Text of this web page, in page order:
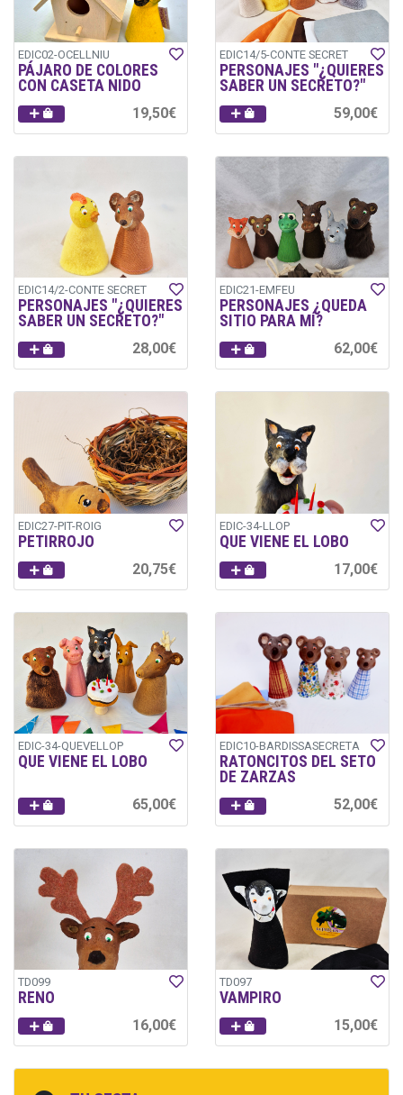
EDIC02-OCELLNIU
PÁJARO DE COLORES
CON CASETA NIDO
19,50€
EDIC14/5-CONTE SECRET
PERSONAJES "¿QUIERES
SABER UN SECRETO?"
59,00€
EDIC14/2-CONTE SECRET
PERSONAJES "¿QUIERES
SABER UN SECRETO?"
28,00€
EDIC21-EMFEU
PERSONAJES ¿QUEDA
SITIO PARA MÍ?
62,00€
EDIC27-PIT-ROIG
PETIRROJO
20,75€
EDIC-34-LLOP
QUE VIENE EL LOBO
17,00€
EDIC-34-QUEVELLOP
QUE VIENE EL LOBO
65,00€
EDIC10-BARDISSASECRETA
RATONCITOS DEL SETO
DE ZARZAS
52,00€
TD099
RENO
16,00€
TD097
VAMPIRO
15,00€